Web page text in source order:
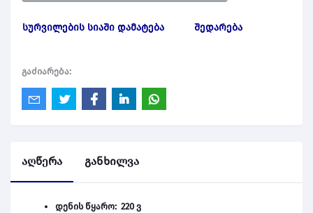
სურვილების სიაში დამატება შედარება
გაძიარება:
აღწერა განხილვა
დენის წყარო: 220 ვ